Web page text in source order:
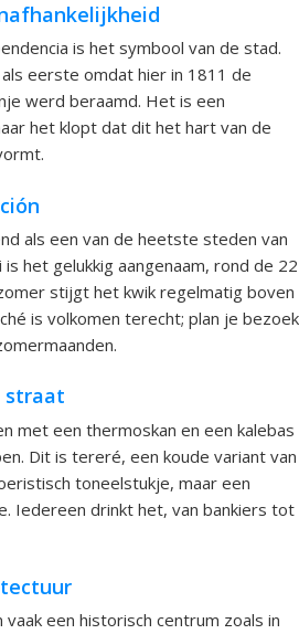
is het symbool van de stad.
eerste omdat hier in 1811 de
werd beraamd. Het is een
het klopt dat dit het hart van de
als een van de heetste steden van
is het gelukkig aangenaam, rond de 22
stijgt het kwik regelmatig boven
is volkomen terecht; plan je bezoek
straat
met een thermoskan en een kalebas
Dit is tereré, een koude variant van
toneelstukje, maar een
Iedereen drinkt het, van bankiers tot
een historisch centrum zoals in